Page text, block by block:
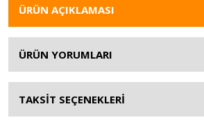
ÜRÜN AÇIKLAMASI
ÜRÜN YORUMLARI
TAKSİT SEÇENEKLERİ